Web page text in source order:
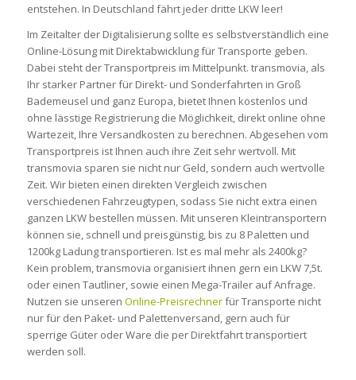
entstehen. In Deutschland fährt jeder dritte LKW leer!
Im Zeitalter der Digitalisierung sollte es selbstverständlich eine
Online-Lösung mit Direktabwicklung für Transporte geben.
Dabei steht der Transportpreis im Mittelpunkt. transmovia, als
Ihr starker Partner für Direkt- und Sonderfahrten in Groß
Bademeusel und ganz Europa, bietet Ihnen kostenlos und
ohne lässtige Registrierung die Möglichkeit, direkt online ohne
Wartezeit, Ihre Versandkosten zu berechnen. Abgesehen vom
Transportpreis ist Ihnen auch ihre Zeit sehr wertvoll. Mit
transmovia sparen sie nicht nur Geld, sondern auch wertvolle
Zeit. Wir bieten einen direkten Vergleich zwischen
verschiedenen Fahrzeugtypen, sodass Sie nicht extra einen
ganzen LKW bestellen müssen. Mit unseren Kleintransportern
können sie, schnell und preisgünstig, bis zu 8 Paletten und
1200kg Ladung transportieren. Ist es mal mehr als 2400kg?
Kein problem, transmovia organisiert ihnen gern ein LKW 7,5t.
oder einen Tautliner, sowie einen Mega-Trailer auf Anfrage.
Nutzen sie unseren Online-Preisrechnerfür Transporte nicht
nur für den Paket- und Palettenversand, gern auch für
sperrige Güter oder Ware die per Direktfahrt transportiert
werden soll.